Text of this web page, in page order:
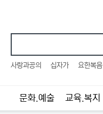
인기검색어
사랑과공의 십자가 요한복음
문화.예술 교육.복지